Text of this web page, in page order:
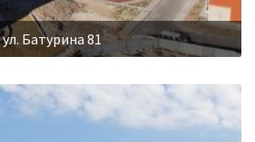
ул. Батурина 81